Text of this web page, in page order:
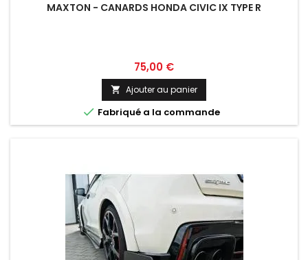
MAXTON - CANARDS HONDA CIVIC IX TYPE R
Prix
75,00 €
 Ajouter au panier
 Fabriqué a la commande